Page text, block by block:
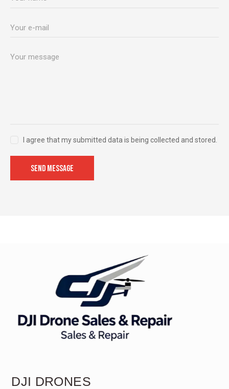
I agree that my submitted data is being collected and stored.
SEND MESSAGE
DJI DRONES